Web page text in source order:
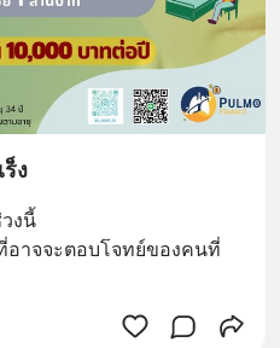
ง
งนี้
าจจะตอบโจทย์ของคนที่